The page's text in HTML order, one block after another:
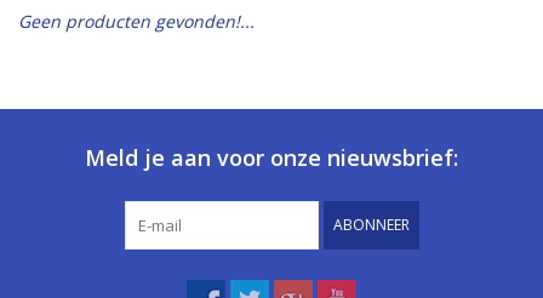
Merken
Geen producten gevonden!...
Meld je aan voor onze nieuwsbrief:
ABONNEER